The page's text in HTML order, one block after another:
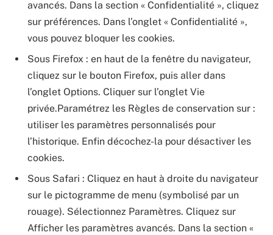
avancés. Dans la section « Confidentialité », cliquez
sur préférences. Dans l’onglet « Confidentialité »,
vous pouvez bloquer les cookies.
Sous Firefox : en haut de la fenêtre du navigateur,
cliquez sur le bouton Firefox, puis aller dans
l’onglet Options. Cliquer sur l’onglet Vie
privée.Paramétrez les Règles de conservation sur :
utiliser les paramètres personnalisés pour
l’historique. Enfin décochez-la pour désactiver les
cookies.
Sous Safari : Cliquez en haut à droite du navigateur
sur le pictogramme de menu (symbolisé par un
rouage). Sélectionnez Paramètres. Cliquez sur
Afficher les paramètres avancés. Dans la section «